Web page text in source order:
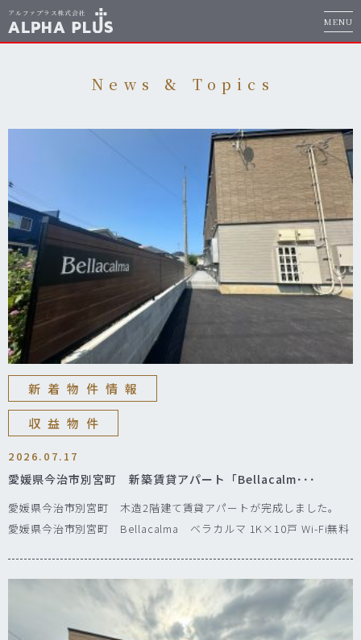
MENU
News & Topics
新着物件情報
収益物件
2026.07.17
愛媛県今治市別宮町 新築賃貸アパート「Bellacalm･･･
愛媛県今治市別宮町 木造2階建て賃貸アパートが完成しました。
愛媛県今治市別宮町 Bellacalma ベラカルマ 1K×10戸 Wi-Fi無料